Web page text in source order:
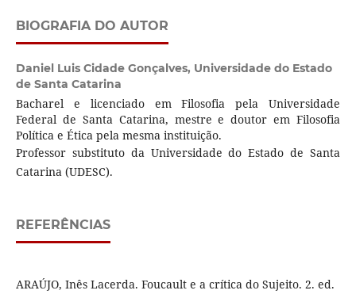
BIOGRAFIA DO AUTOR
Daniel Luis Cidade Gonçalves, Universidade do Estado
de Santa Catarina
Bacharel e licenciado em Filosofia pela Universidade
Federal de Santa Catarina, mestre e doutor em Filosofia
Política e Ética pela mesma instituição.
Professor substituto da Universidade do Estado de Santa
Catarina (UDESC).
REFERÊNCIAS
ARAÚJO, Inês Lacerda. Foucault e a crítica do Sujeito. 2. ed.